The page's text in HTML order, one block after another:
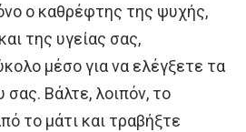
ο καθρέφτης της ψυχής,
της υγείας σας,
μέσο για να ελέγξετε τα
σας. Βάλτε, λοιπόν, το
το μάτι και τραβήξτε